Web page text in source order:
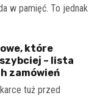
w pamięć. To jednak
które
– lista
zamówień
tuż przed